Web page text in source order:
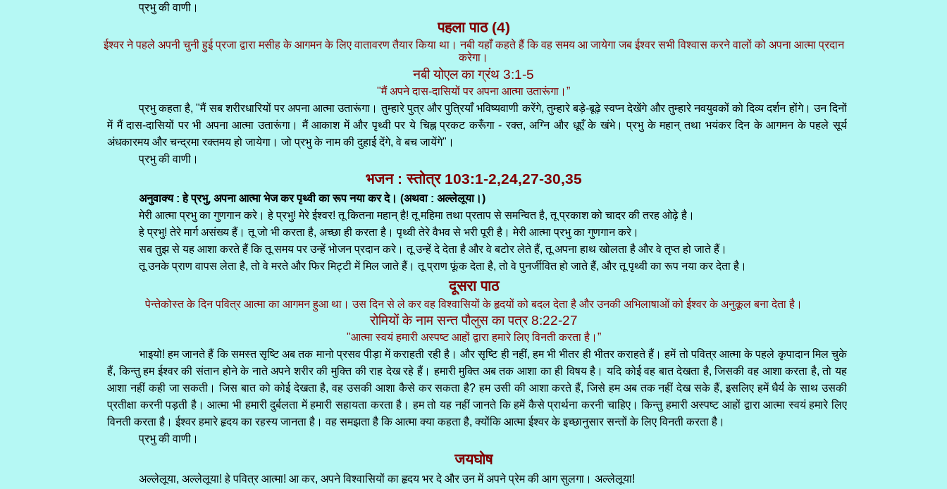
प्रभु की वाणी।
पहला पाठ (4)
ईश्वर ने पहले अपनी चुनी हुई प्रजा द्वारा मसीह के आगमन के लिए वातावरण तैयार किया था। नबी यहाँ कहते हैं कि वह समय आ जायेगा जब ईश्वर सभी विश्वास करने वालों को अपना आत्मा प्रदान
करेगा।
नबी योएल का ग्रंथ 3:1-5
"मैं अपने दास-दासियों पर अपना आत्मा उतारूंगा।”
प्रभु कहता है, "मैं सब शरीरधारियों पर अपना आत्मा उतारूंगा। तुम्हारे पुत्र और पुत्रियाँ भविष्यवाणी करेंगे, तुम्हारे बड़े-बूढ़े स्वप्न देखेंगे और तुम्हारे नवयुवकों को दिव्य दर्शन होंगे। उन दिनों
में मैं दास-दासियों पर भी अपना आत्मा उतारूंगा। मैं आकाश में और पृथ्वी पर ये चिह्न प्रकट करूँगा - रक्त, अग्नि और धूएँ के खंभे। प्रभु के महान् तथा भयंकर दिन के आगमन के पहले सूर्य
अंधकारमय और चन्द्रमा रक्तमय हो जायेगा। जो प्रभु के नाम की दुहाई देंगे, वे बच जायेंगे"।
प्रभु की वाणी।
भजन : स्तोत्र 103:1-2,24,27-30,35
अनुवाक्य : हे प्रभु, अपना आत्मा भेज कर पृथ्वी का रूप नया कर दे। (अथवा : अल्लेलूया।)
मेरी आत्मा प्रभु का गुणगान करे। हे प्रभु! मेरे ईश्वर! तू कितना महान् है! तू महिमा तथा प्रताप से समन्वित है, तू प्रकाश को चादर की तरह ओढ़े है।
हे प्रभु! तेरे मार्ग असंख्य हैं। तू जो भी करता है, अच्छा ही करता है। पृथ्वी तेरे वैभव से भरी पूरी है। मेरी आत्मा प्रभु का गुणगान करे।
सब तुझ से यह आशा करते हैं कि तू समय पर उन्हें भोजन प्रदान करे। तू उन्हें दे देता है और वे बटोर लेते हैं, तू अपना हाथ खोलता है और वे तृप्त हो जाते हैं।
तू उनके प्राण वापस लेता है, तो वे मरते और फिर मिट्टी में मिल जाते हैं। तू प्राण फूंक देता है, तो वे पुनर्जीवित हो जाते हैं, और तू पृथ्वी का रूप नया कर देता है।
दूसरा पाठ
पेन्तेकोस्त के दिन पवित्र आत्मा का आगमन हुआ था। उस दिन से ले कर वह विश्वासियों के हृदयों को बदल देता है और उनकी अभिलाषाओं को ईश्वर के अनुकूल बना देता है।
रोमियों के नाम सन्त पौलुस का पत्र 8:22-27
"आत्मा स्वयं हमारी अस्पष्ट आहों द्वारा हमारे लिए विनती करता है।”
भाइयो! हम जानते हैं कि समस्त सृष्टि अब तक मानो प्रसव पीड़ा में कराहती रही है। और सृष्टि ही नहीं, हम भी भीतर ही भीतर कराहते हैं। हमें तो पवित्र आत्मा के पहले कृपादान मिल चुके
हैं, किन्तु हम ईश्वर की संतान होने के नाते अपने शरीर की मुक्ति की राह देख रहे हैं। हमारी मुक्ति अब तक आशा का ही विषय है। यदि कोई वह बात देखता है, जिसकी वह आशा करता है, तो यह
आशा नहीं कही जा सकती। जिस बात को कोई देखता है, वह उसकी आशा कैसे कर सकता है? हम उसी की आशा करते हैं, जिसे हम अब तक नहीं देख सके हैं, इसलिए हमें धैर्य के साथ उसकी
प्रतीक्षा करनी पड़ती है। आत्मा भी हमारी दुर्बलता में हमारी सहायता करता है। हम तो यह नहीं जानते कि हमें कैसे प्रार्थना करनी चाहिए। किन्तु हमारी अस्पष्ट आहों द्वारा आत्मा स्वयं हमारे लिए
विनती करता है। ईश्वर हमारे हृदय का रहस्य जानता है। वह समझता है कि आत्मा क्या कहता है, क्योंकि आत्मा ईश्वर के इच्छानुसार सन्तों के लिए विनती करता है।
प्रभु की वाणी।
जयघोष
अल्लेलूया, अल्लेलूया! हे पवित्र आत्मा! आ कर, अपने विश्वासियों का हृदय भर दे और उन में अपने प्रेम की आग सुलगा। अल्लेलूया!